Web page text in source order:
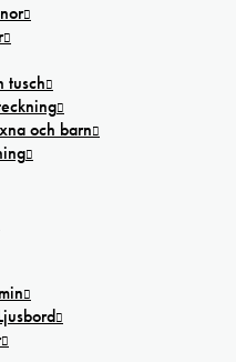
tusch
och barn